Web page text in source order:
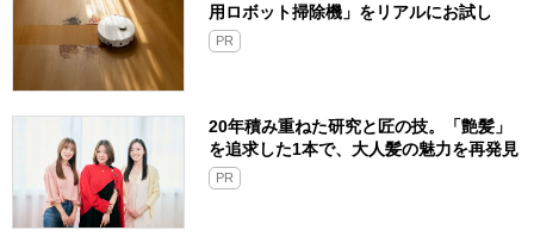
用ロボット掃除機」をリアルにお試し
PR
20年積み重ねた研究と匠の技。「艶髪」
を追求した1本で、大人髪の魅力を再発見
PR